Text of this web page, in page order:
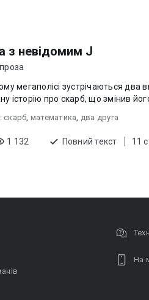
з невідомим J
мегаполісі зустрічаються два
історію про скарб, що змінив
скарб, математика, два друга
1 132 Повний текст 11
На